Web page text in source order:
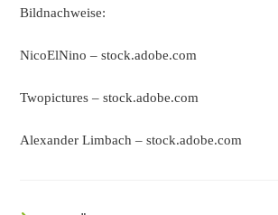
Bildnachweise:
NicoElNino– stock.adobe.com
Twopictures– stock.adobe.com
Alexander Limbach– stock.adobe.com